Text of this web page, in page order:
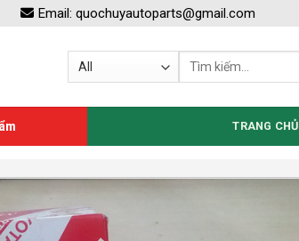
Email: quochuyautoparts@gmail.com
TRANG CHỦ